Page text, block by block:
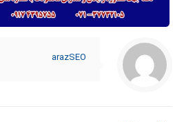
arazSEO